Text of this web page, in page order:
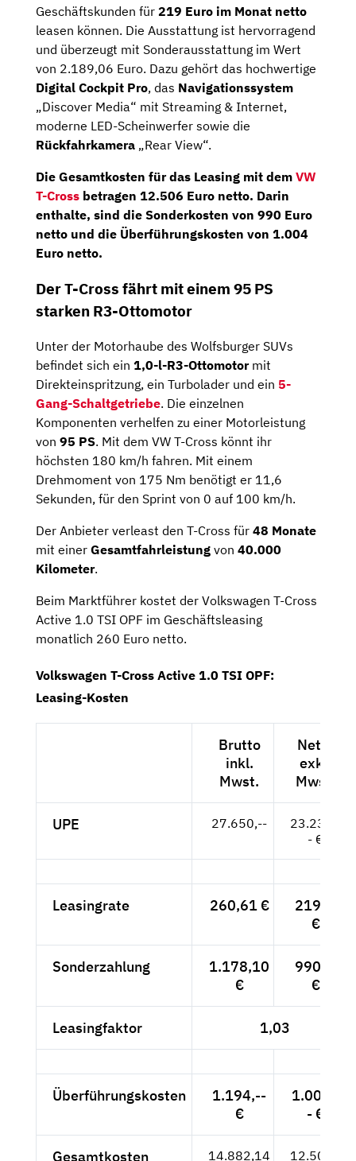
Geschäftskunden für 219 Euro im Monat netto
leasen können. Die Ausstattung ist hervorragend
und überzeugt mit Sonderausstattung im Wert
von 2.189,06 Euro. Dazu gehört das hochwertige
Digital Cockpit Pro, das Navigationssystem
„Discover Media“ mit Streaming & Internet,
moderne LED-Scheinwerfer sowie die
Rückfahrkamera „Rear View“.
Die Gesamtkosten für das Leasing mit dem VW
T-Cross betragen 12.506 Euro netto. Darin
enthalte, sind die Sonderkosten von 990 Euro
netto und die Überführungskosten von 1.004
Euro netto.
Der T-Cross fährt mit einem 95 PS
starken R3-Ottomotor
Unter der Motorhaube des Wolfsburger SUVs
befindet sich ein 1,0-l-R3-Ottomotormit
Direkteinspritzung, ein Turbolader und ein 5-
Gang-Schaltgetriebe. Die einzelnen
Komponenten verhelfen zu einer Motorleistung
von 95 PS. Mit dem VW T-Cross könnt ihr
höchsten 180 km/h fahren. Mit einem
Drehmoment von 175 Nm benötigt er 11,6
Sekunden, für den Sprint von 0 auf 100 km/h.
Der Anbieter verleast den T-Cross für 48 Monate
mit einer Gesamtfahrleistung von 40.000
Kilometer.
Beim Marktführer kostet der Volkswagen T-Cross
Active 1.0 TSI OPF im Geschäftsleasing
monatlich 260 Euro netto.
Volkswagen T-Cross Active 1.0 TSI OPF:
Leasing-Kosten
Brutto
inkl.
Mwst.
Netto
exkl.
Mwst.
UPE 27.650,--
23.235,-
- €
Leasingrate 260,61 €
219,--
€
Sonderzahlung
1.178,10
€
990,--
€
Leasingfaktor 1,03
Überführungskosten
1.194,--
€
1.004,-
- €
Gesamtkosten 14.882,14 12.506,-